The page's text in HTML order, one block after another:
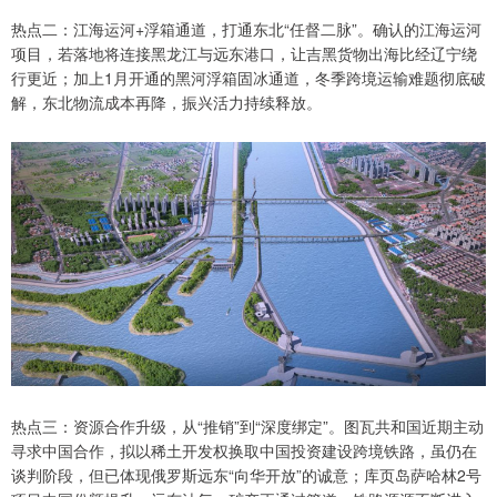
热点二：江海运河+浮箱通道，打通东北“任督二脉”。确认的江海运河
项目，若落地将连接黑龙江与远东港口，让吉黑货物出海比经辽宁绕
行更近；加上1月开通的黑河浮箱固冰通道，冬季跨境运输难题彻底破
解，东北物流成本再降，振兴活力持续释放。
热点三：资源合作升级，从“推销”到“深度绑定”。图瓦共和国近期主动
寻求中国合作，拟以稀土开发权换取中国投资建设跨境铁路，虽仍在
谈判阶段，但已体现俄罗斯远东“向华开放”的诚意；库页岛萨哈林2号